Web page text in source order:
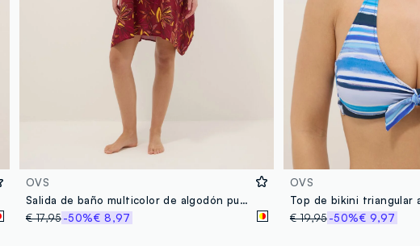
OVS
Salida de baño multicolor de algodón puro con estampado floral
€ 17,95-50%€ 8,97
OVS
€ 19,95-50%€ 9,97